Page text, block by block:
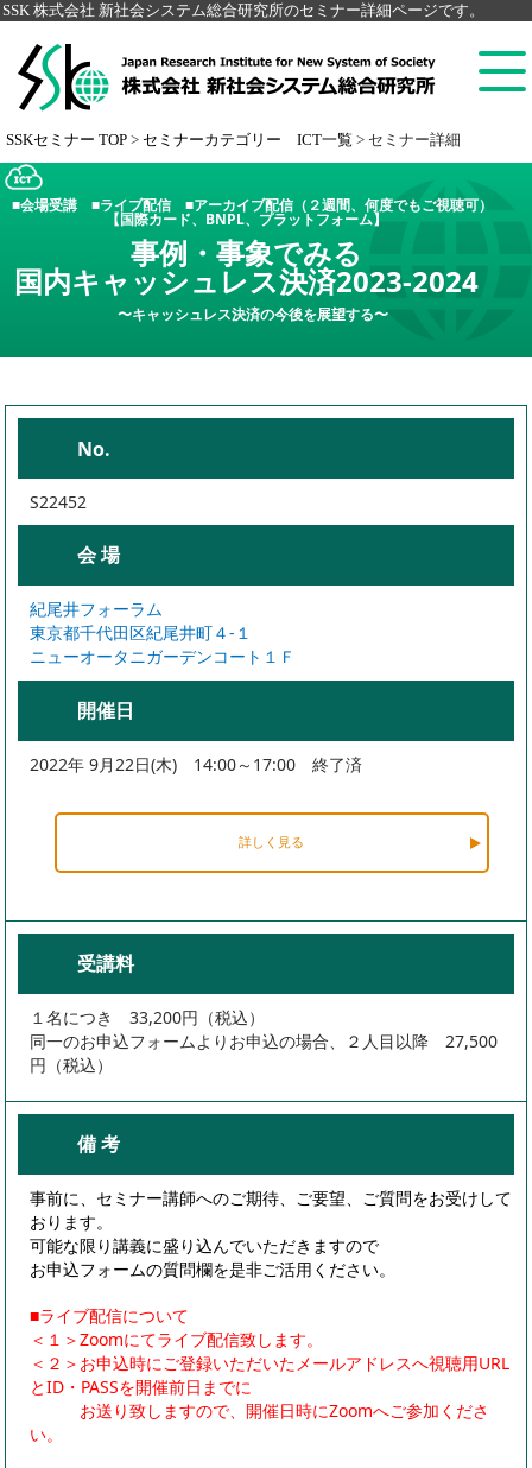
SSK 株式会社 新社会システム総合研究所のセミナー詳細ページです。
SSKセミナー TOP > セミナーカテゴリー ICT一覧 > セミナー詳細
■会場受講 ■ライブ配信 ■アーカイブ配信（２週間、何度でもご視聴可）
【国際カード、BNPL、プラットフォーム】
事例・事象でみる
国内キャッシュレス決済2023-2024
〜キャッシュレス決済の今後を展望する〜
No.
S22452
会 場
紀尾井フォーラム
東京都千代田区紀尾井町４-１
ニューオータニガーデンコート１Ｆ
開催日
2022年 9月22日(木) 14:00～17:00 終了済
詳しく見る
受講料
１名につき 33,200円（税込）
同一のお申込フォームよりお申込の場合、２人目以降 27,500
円（税込）
備 考
事前に、セミナー講師へのご期待、ご要望、ご質問をお受けして
おります。
可能な限り講義に盛り込んでいただきますので
お申込フォームの質問欄を是非ご活用ください。
■ライブ配信について
＜１＞Zoomにてライブ配信致します。
＜２＞お申込時にご登録いただいたメールアドレスへ視聴用URL
とID・PASSを開催前日までに
お送り致しますので、開催日時にZoomへご参加くださ
い。